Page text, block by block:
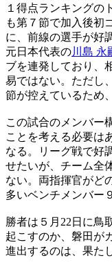
１得点ランキングの
も第７節で加入後初
に、前線の選手が好
元日本代表の川島 永
ブを連発しており、
易ではない。ただし
節が控えているため
この試合のメンバー
ことを考える必要は
なる。リーグ戦で好
せたいが、チーム全
ない。両指揮官がど
多いベンチメンバー
勝者は５月22日に鳥
起こすのか、磐田が
進出するのは、果た